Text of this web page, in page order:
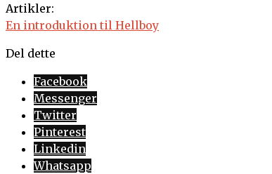
Artikler:
En introduktion til Hellboy
Del dette
Facebook
Messenger
Twitter
Pinterest
Linkedin
Whatsapp